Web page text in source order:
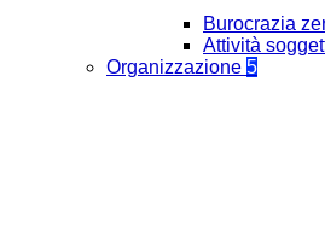
Burocrazia
Attività
Organizzazione 5